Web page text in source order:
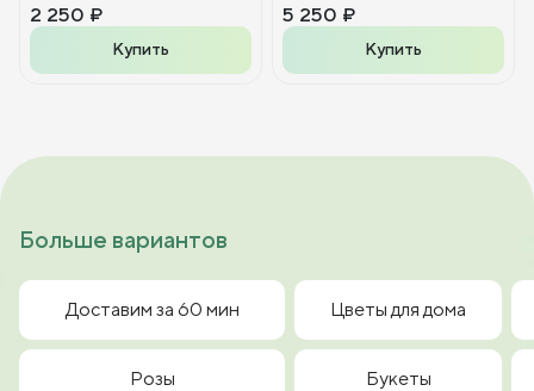
2 250 ₽
Купить
5 250 ₽
Купить
Больше вариантов
Доставим за 60 мин Цветы для дома
Розы Букеты